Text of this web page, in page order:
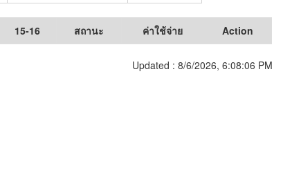
15-16 สถานะ ค่าใช้จ่าย Action
Updated : 8/6/2026, 6:08:06 PM